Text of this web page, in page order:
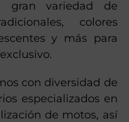
posibilidades de
pregúntanos
colores
y más para